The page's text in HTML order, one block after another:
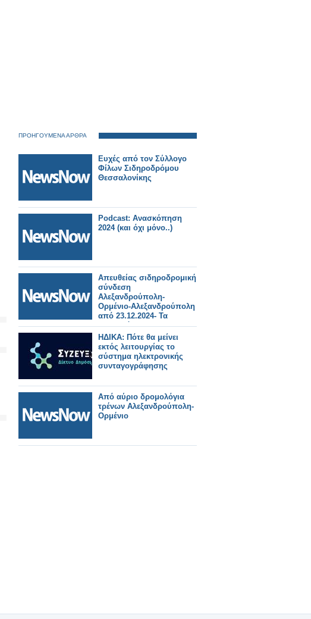
ΠΡΟΗΓΟΥΜΕΝΑ ΑΡΘΡΑ
Ευχές από τον Σύλλογο
Φίλων Σιδηροδρόμου
Θεσσαλονίκης
Podcast: Ανασκόπηση
2024 (και όχι μόνο..)
Απευθείας σιδηροδρομική
σύνδεση
Αλεξανδρούπολη-
Ορμένιο-Αλεξανδρούπολη
από 23.12.2024- Τα
δρομολόγια
ΗΔΙΚΑ: Πότε θα μείνει
εκτός λειτουργίας το
σύστημα ηλεκτρονικής
συνταγογράφησης
Από αύριο δρομολόγια
τρένων Αλεξανδρούπολη-
Ορμένιο